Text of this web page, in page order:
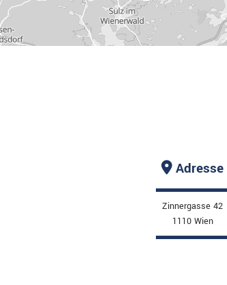
 Adresse
Zinnergasse 42
1110 Wien